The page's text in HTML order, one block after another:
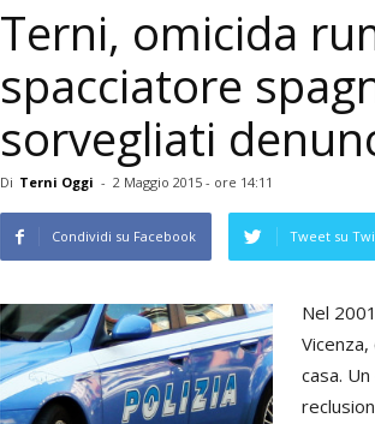
Terni, omicida
spacciatore
sorvegliati
Di Terni Oggi - 2 Maggio 2015 - ore 14:11
Condividi su Facebook Tweet su
Nel
casa.